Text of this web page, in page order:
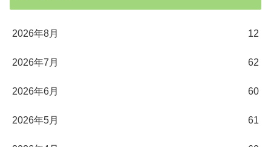
2026年8月 12
2026年7月 62
2026年6月 60
2026年5月 61